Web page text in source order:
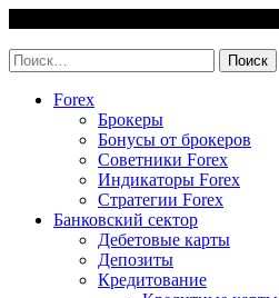
content
Найти:
Forex
Брокеры
Бонусы от брокеров
Советники Forex
Индикаторы Forex
Стратегии Forex
Банковский сектор
Дебетовые карты
Депозиты
Кредитование